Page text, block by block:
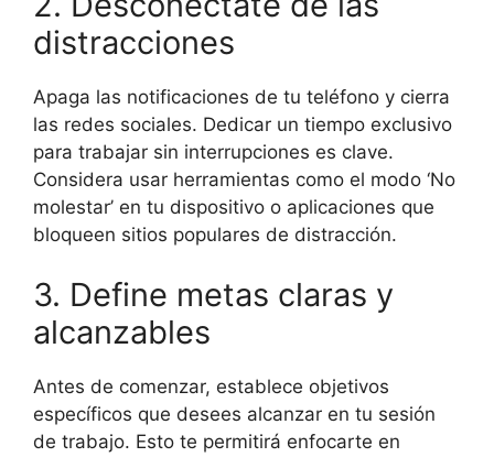
distracciones
Apaga las notificaciones de tu teléfono y cierra
las redes sociales. Dedicar un tiempo exclusivo
para trabajar sin interrupciones es clave.
Considera usar herramientas como el modo ‘No
molestar’ en tu dispositivo o aplicaciones que
bloqueen sitios populares de distracción.
3. Define metas claras y
alcanzables
Antes de comenzar, establece objetivos
específicos que desees alcanzar en tu sesión
de trabajo. Esto te permitirá enfocarte en